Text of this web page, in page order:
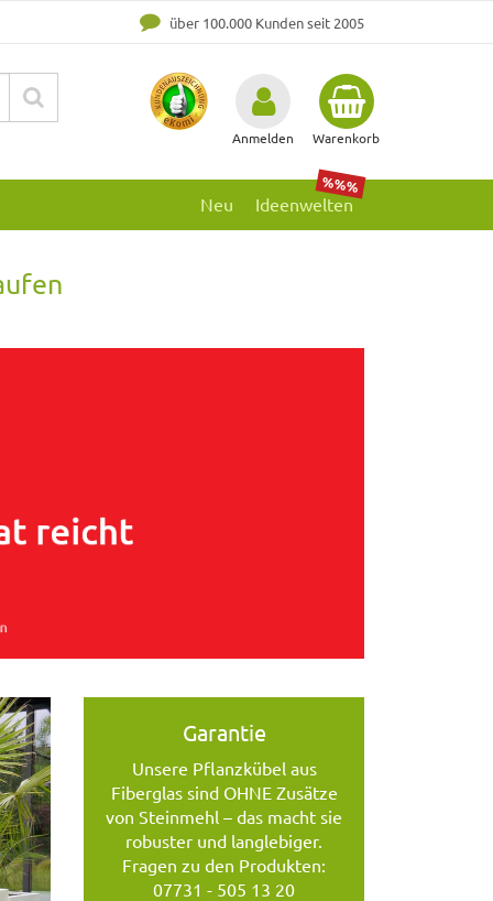
über 100.000 Kunden seit 2005
Anmelden Warenkorb
Ideenwelten
%%%
Neu
Garantie
Unsere Pflanzkübel aus
Fiberglas sind OHNE Zusätze
von Steinmehl – das macht sie
robuster und langlebiger.
Fragen zu den Produkten:
07731 - 505 13 20